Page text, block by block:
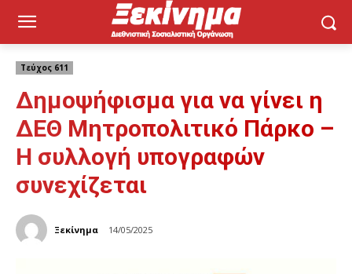
Τεύχος 611
Δημοψήφισμα για να γίνει η
ΔΕΘ Μητροπολιτικό Πάρκο –
Η συλλογή υπογραφών
συνεχίζεται
Ξεκίνημα 14/05/2025